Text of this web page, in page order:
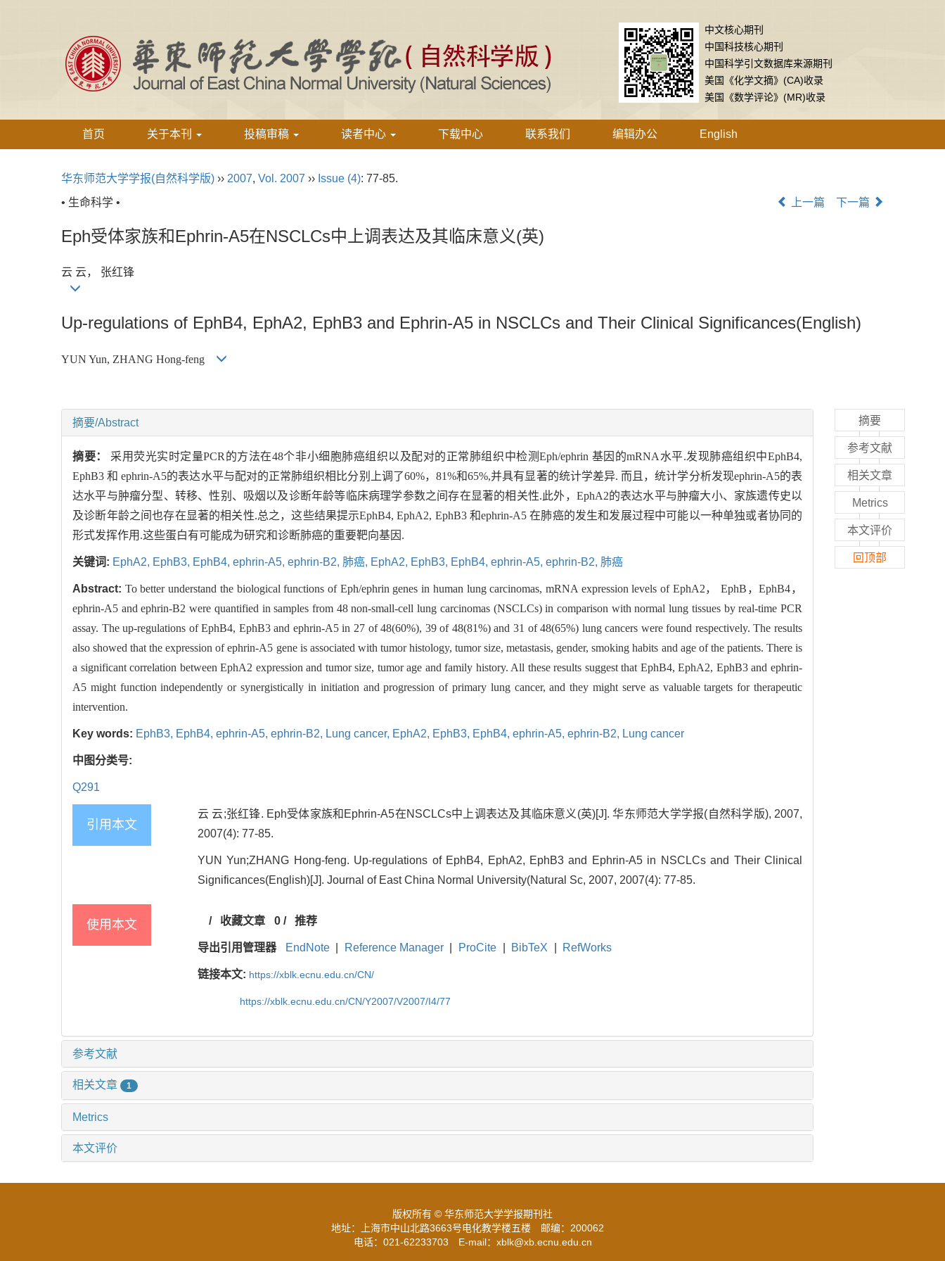
中文核心期刊
中国科技核心期刊
中国科学引文数据库来源期刊
美国《化学文摘》(CA)收录
美国《数学评论》(MR)收录
首页 关于本刊 投稿审稿 读者中心 下载中心 联系我们 编辑办公 English
华东师范大学学报(自然科学版) ›› 2007, Vol. 2007 ›› Issue (4): 77-85.
• 生命科学 •
上一篇 下一篇
Eph受体家族和Ephrin-A5在NSCLCs中上调表达及其临床意义(英)
云 云， 张红锋
Up-regulations of EphB4, EphA2, EphB3 and Ephrin-A5 in NSCLCs and Their Clinical Significances(English)
YUN Yun, ZHANG Hong-feng
摘要/Abstract
摘要： 采用荧光实时定量PCR的方法在48个非小细胞肺癌组织以及配对的正常肺组织中检测Eph/ephrin 基因的mRNA水平.发现肺癌组织中EphB4,
EphB3 和 ephrin-A5的表达水平与配对的正常肺组织相比分别上调了60%，81%和65%,并具有显著的统计学差异. 而且，统计学分析发现ephrin-A5的表
达水平与肿瘤分型、转移、性别、吸烟以及诊断年龄等临床病理学参数之间存在显著的相关性.此外，EphA2的表达水平与肿瘤大小、家族遗传史以
及诊断年龄之间也存在显著的相关性.总之，这些结果提示EphB4, EphA2, EphB3 和ephrin-A5 在肺癌的发生和发展过程中可能以一种单独或者协同的
形式发挥作用.这些蛋白有可能成为研究和诊断肺癌的重要靶向基因.
关键词: EphA2, EphB3, EphB4, ephrin-A5, ephrin-B2, 肺癌, EphA2, EphB3, EphB4, ephrin-A5, ephrin-B2, 肺癌
Abstract: To better understand the biological functions of Eph/ephrin genes in human lung carcinomas, mRNA expression levels of EphA2， EphB，EphB4，
ephrin-A5 and ephrin-B2 were quantified in samples from 48 non-small-cell lung carcinomas (NSCLCs) in comparison with normal lung tissues by real-time PCR
assay. The up-regulations of EphB4, EphB3 and ephrin-A5 in 27 of 48(60%), 39 of 48(81%) and 31 of 48(65%) lung cancers were found respectively. The results
also showed that the expression of ephrin-A5 gene is associated with tumor histology, tumor size, metastasis, gender, smoking habits and age of the patients. There is
a significant correlation between EphA2 expression and tumor size, tumor age and family history. All these results suggest that EphB4, EphA2, EphB3 and ephrin-
A5 might function independently or synergistically in initiation and progression of primary lung cancer, and they might serve as valuable targets for therapeutic
intervention.
Key words: EphB3, EphB4, ephrin-A5, ephrin-B2, Lung cancer, EphA2, EphB3, EphB4, ephrin-A5, ephrin-B2, Lung cancer
中图分类号:
Q291
引用本文
云 云;张红锋. Eph受体家族和Ephrin-A5在NSCLCs中上调表达及其临床意义(英)[J]. 华东师范大学学报(自然科学版), 2007,
2007(4): 77-85.
YUN Yun;ZHANG Hong-feng. Up-regulations of EphB4, EphA2, EphB3 and Ephrin-A5 in NSCLCs and Their Clinical
Significances(English)[J]. Journal of East China Normal University(Natural Sc, 2007, 2007(4): 77-85.
使用本文 / 收藏文章 0/ 推荐
导出引用管理器 EndNote Reference Manager ProCite BibTeX RefWorks
链接本文: https://xblk.ecnu.edu.cn/CN/
https://xblk.ecnu.edu.cn/CN/Y2007/V2007/I4/77
参考文献
相关文章 1
Metrics
本文评价
摘要
参考文献
相关文章
Metrics
本文评价
回顶部
版权所有 © 华东师范大学学报期刊社
地址：上海市中山北路3663号电化教学楼五楼 邮编：200062
电话：021-62233703 E-mail：xblk@xb.ecnu.edu.cn